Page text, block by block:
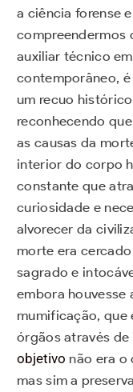
a ciência forense
compreendermos
auxiliar técnico
contemporâneo,
um recuo
reconhecendo
as causas da
interior do corpo
constante que
curiosidade e
alvorecer da
morte era
sagrado e
embora houvesse
mumificação, que
órgãos através de
objetivo não era
mas sim a